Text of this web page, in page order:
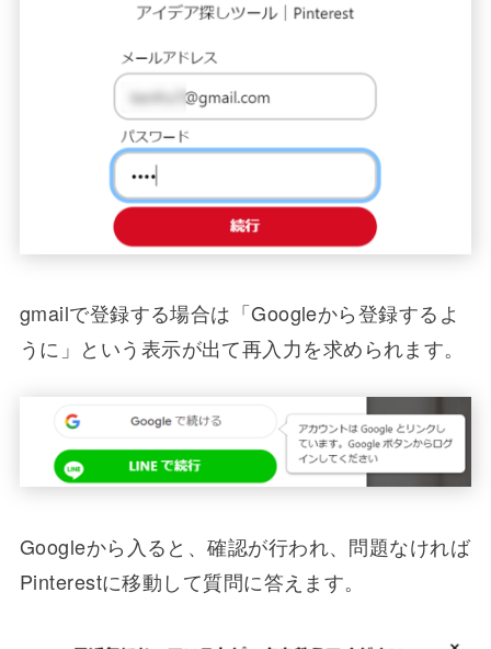
gmailで登録する場合は「Googleから登録するよ
うに」という表示が出て再入力を求められます。
Googleから入ると、確認が行われ、問題なければ
Pinterestに移動して質問に答えます。